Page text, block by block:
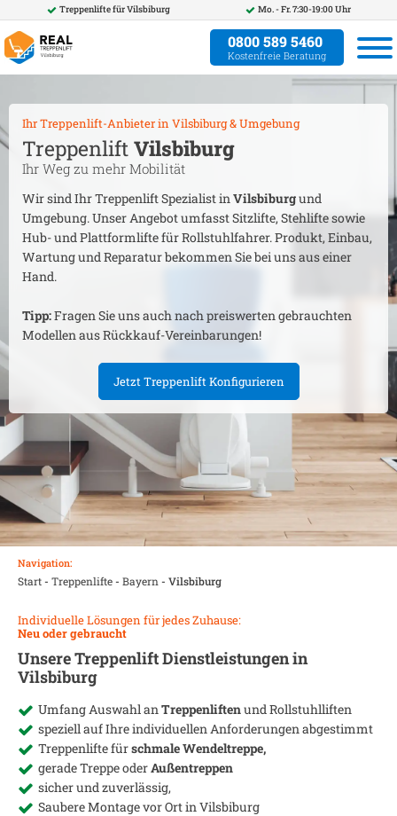
Treppenlifte fürVilsbiburg Mo. - Fr. 7:30-19:00 Uhr
0800 589 5460
Kostenfreie Beratung
Ihr Treppenlift-Anbieter in Vilsbiburg& Umgebung
Treppenlift Vilsbiburg
Ihr Weg zu mehr Mobilität
Wir sind Ihr Treppenlift Spezialist inVilsbiburgund
Umgebung. Unser Angebot umfasst Sitzlifte, Stehlifte sowie
Hub- und Plattformlifte für Rollstuhlfahrer. Produkt, Einbau,
Wartung und Reparatur bekommen Sie bei uns aus einer
Hand.
Tipp:Fragen Sie uns auch nach preiswerten gebrauchten
Modellen aus Rückkauf-Vereinbarungen!
Jetzt Treppenlift Konfigurieren
Navigation:
Start- Treppenlifte- Bayern - Vilsbiburg
Individuelle Lösungen für jedes Zuhause:
Neu oder gebraucht
Unsere Treppenlift Dienstleistungen in
Vilsbiburg
Umfang Auswahl anTreppenliftenund Rollstuhlliften
speziell auf Ihre individuellen Anforderungen abgestimmt
Treppenlifte fürschmale Wendeltreppe,
gerade Treppe oderAußentreppen
sicher und zuverlässig,
Saubere Montage vor Ort inVilsbiburg